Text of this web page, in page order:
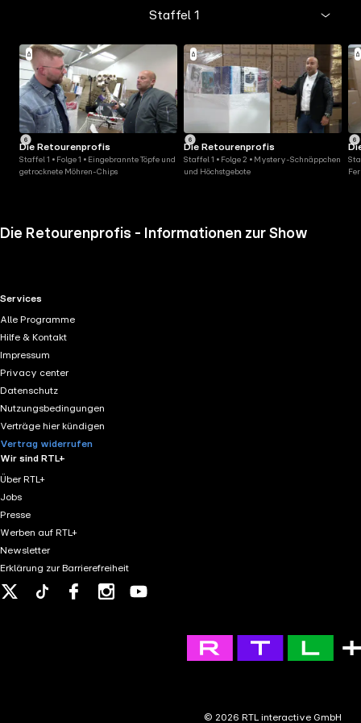
Staffel 1
Die Retourenprofis
Staffel 1 • Folge 1 • Eingebrannte Töpfe und
getrocknete Möhren-Chips
Die Retourenprofis
Staffel 1 • Folge 2 • Mystery-Schnäppchen
und Höchstgebote
Die Retourenprofis - Informationen zur Show
RTL+ useful links.
Services
Alle Programme
Hilfe & Kontakt
Impressum
Privacy center
Datenschutz
Nutzungsbedingungen
Verträge hier kündigen
Vertrag widerrufen
Wir sind RTL+
Über RTL+
Jobs
Presse
Werben auf RTL+
Newsletter
Erklärung zur Barrierefreiheit
Tiktok FacebookInstagram
© 2026 RTL interactive GmbH